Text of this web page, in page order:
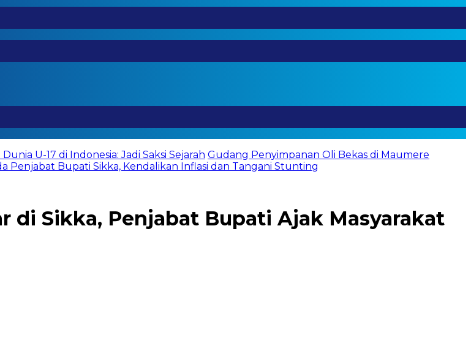
U-17 di Indonesia: Jadi Saksi Sejarah Gudang Penyimpanan Oli Bekas di Maumere
Penjabat Bupati Sikka, Kendalikan Inflasi dan Tangani Stunting
di Sikka, Penjabat Bupati Ajak Masyarakat